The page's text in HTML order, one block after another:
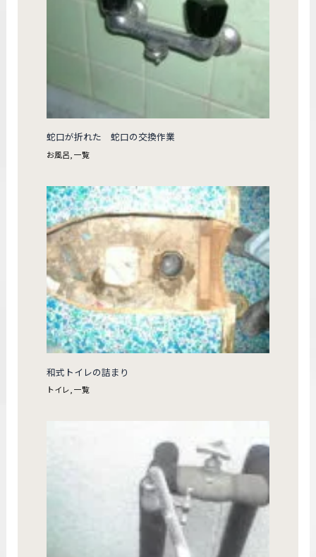
蛇口が折れた 蛇口の交換作業
お風呂 ,一覧
和式トイレの詰まり
トイレ,一覧